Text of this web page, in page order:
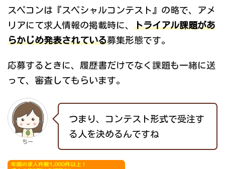
スペコンは『スペシャルコンテスト』の略で、アメ
リアにて求人情報の掲載時に、 トライアル課題があ
らかじめ発表されている募集形態です。
応募するときに、履歴書だけでなく課題も一緒に送
って、審査してもらいます。
ちー
つまり、コンテスト形式で受注す
る人を決めるんですね